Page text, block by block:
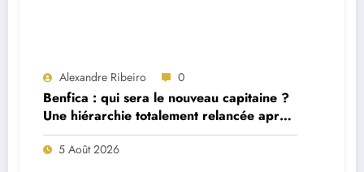
Alexandre Ribeiro 0
Benfica : qui sera le nouveau capitaine ?
Une hiérarchie totalement relancée après
deux départs majeurs
5 Août 2026